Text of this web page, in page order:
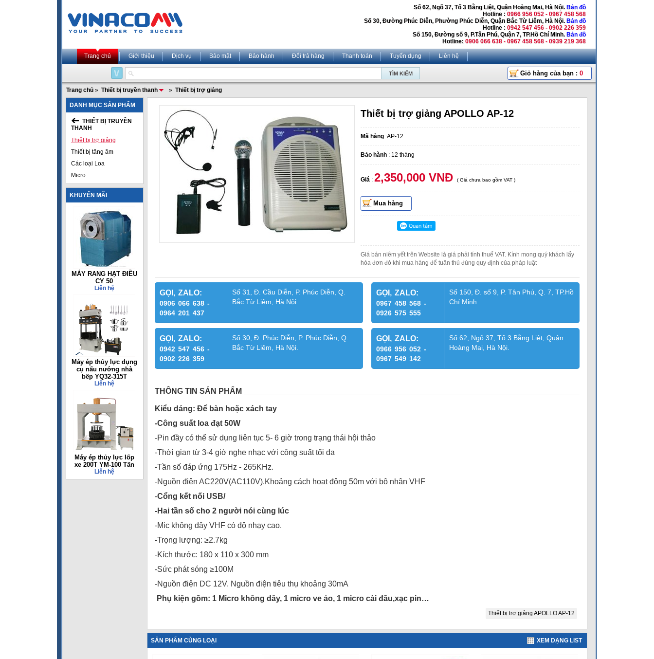
Số 62, Ngõ 37, Tổ 3 Bằng Liệt, Quận Hoàng Mai, Hà Nội. Bản đồ
Hotline : 0966 956 052 - 0967 458 568
Số 30, Đường Phúc Diễn, Phường Phúc Diễn, Quận Bắc Từ Liêm, Hà Nội. Bản đồ
Hotline : 0942 547 456 - 0902 226 359
Số 150, Đường số 9, P.Tân Phú, Quận 7, TP.Hồ Chí Minh. Bản đồ
Hotline: 0906 066 638 - 0967 458 568 - 0939 219 368
Trang chủ Giới thiệu Dịch vụ Bảo mật Bảo hành Đổi trả hàng Thanh toán Tuyển dụng Liên hệ
Giỏ hàng của bạn : 0
Trang chủ » Thiết bị truyền thanh » Thiết bị trợ giảng
DANH MỤC SẢN PHẨM
THIẾT BỊ TRUYỀN
THANH
Thiết bị trợ giảng
Thiết bị tăng âm
Các loại Loa
Micro
KHUYẾN MÃI
MÁY RANG HẠT ĐIỀU
CY 50
Liên hệ
Máy ép thủy lực dụng
cụ nấu nướng nhà
bếp YQ32-315T
Liên hệ
Máy ép thủy lực lốp
xe 200T YM-100 Tấn
Liên hệ
Thiết bị trợ giảng APOLLO AP-12
Mã hàng :AP-12
Bảo hành : 12 tháng
Giá : 2,350,000 VNĐ ( Giá chưa bao gồm VAT )
Mua hàng
Giá bán niêm yết trên Website là giá phải tính thuế VAT. Kính mong quý khách lấy
hóa đơn đỏ khi mua hàng để tuân thủ đúng quy định của pháp luật
GỌI, ZALO:
0906 066 638 -
0964 201 437
Số 31, Đ. Cầu Diễn, P. Phúc Diễn, Q.
Bắc Từ Liêm, Hà Nội
GỌI, ZALO:
0967 458 568 -
0926 575 555
Số 150, Đ. số 9, P. Tân Phú, Q. 7, TP.Hồ
Chí Minh
GỌI, ZALO:
0942 547 456 -
0902 226 359
Số 30, Đ. Phúc Diễn, P. Phúc Diễn, Q.
Bắc Từ Liêm, Hà Nội.
GỌI, ZALO:
0966 956 052 -
0967 549 142
Số 62, Ngõ 37, Tổ 3 Bằng Liệt, Quận
Hoàng Mai, Hà Nội.
THÔNG TIN SẢN PHẨM
Kiểu dáng: Để bàn hoặc xách tay
-Công suất loa đạt 50W
-Pin đầy có thể sử dụng liên tục 5- 6 giờ trong trạng thái hội thảo
-Thời gian từ 3-4 giờ nghe nhạc với công suất tối đa
-Tần số đáp ứng 175Hz - 265KHz.
-Nguồn điện AC220V(AC110V).Khoảng cách hoạt động 50m với bộ nhận VHF
-Cổng kết nối USB/
-Hai tần số cho 2 người nói cùng lúc
-Mic không dây VHF có độ nhạy cao.
-Trọng lượng: ≥2.7kg
-Kích thước: 180 x 110 x 300 mm
-Sức phát sóng ≥100M
-Nguồn điện DC 12V. Nguồn điện tiêu thụ khoảng 30mA
Phụ kiện gồm: 1 Micro không dây, 1 micro ve áo, 1 micro cài đầu,xạc pin…
Thiết bị trợ giảng APOLLO AP-12
SẢN PHẨM CÙNG LOẠI XEM DẠNG LIST